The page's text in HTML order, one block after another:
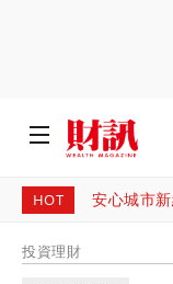
HOT 安心城市
投資理財